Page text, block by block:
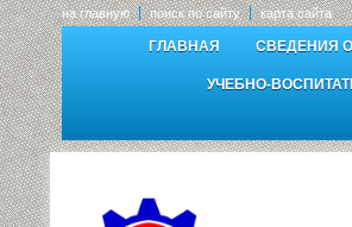
на главную поиск по сайту карта сайта
ГЛАВНАЯ СВЕДЕНИЯ
УЧЕБНО-